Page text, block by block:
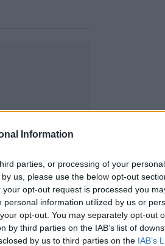
Information
parties, or processing of your
us, please use the below opt-out
opt-out request is processed you
information utilized by us or
opt-out. You may separately opt-out
by third parties on the IAB’s list of
by us to third parties on the IAB’s
πρώτοι
του E-Daily.gr